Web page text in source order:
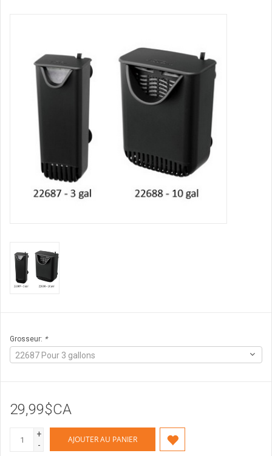
Grosseur: *
22687 Pour 3 gallons
29,99$CA
+
-
AJOUTER AU PANIER